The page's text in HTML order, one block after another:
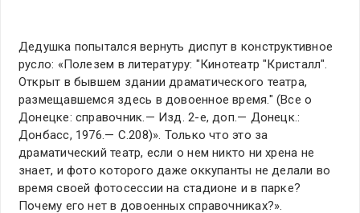
Дедушка попытался вернуть диспут в конструктивное
русло: «Полезем в литературу: "Кинотеатр "Кристалл".
Открыт в бывшем здании драматического театра,
размещавшемся здесь в довоенное время." (Все о
Донецке: справочник.— Изд. 2-е, доп.— Донецк.:
Донбасс, 1976.— С.208)». Только что это за
драматический театр, если о нем никто ни хрена не
знает, и фото которого даже оккупанты не делали во
время своей фотосессии на стадионе и в парке?
Почему его нет в довоенных справочниках?».